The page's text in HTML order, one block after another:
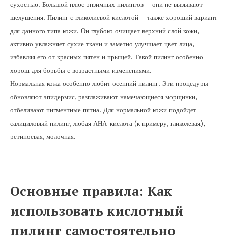
сухостью. Большой плюс энзимных пилингов – они не вызывают
шелушения. Пилинг с гликолиевой кислотой – также хороший вариант
для данного типа кожи. Он глубоко очищает верхний слой кожи,
активно увлажняет сухие ткани и заметно улучшает цвет лица,
избавляя его от красных пятен и прыщей. Такой пилинг особенно
хорош для борьбы с возрастными изменениями.
Нормальная кожа особенно любит осенний пилинг. Эти процедуры
обновляют эпидермис, разглаживают намечающиеся морщинки,
отбеливают пигментные пятна. Для нормальной кожи подойдет
салициловый пилинг, любая АНА-кислота (к примеру, гликолевая),
ретиноевая, молочная.
Основные правила: Как
использовать кислотный
пилинг самостоятельно